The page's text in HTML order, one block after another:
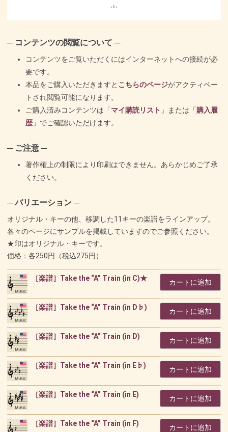
─ コンテンツの閲覧について ─
コンテンツをご覧いただくにはインターネットへの接続が必
要です。
本品をご購入いただきますと こちらのページがアクティベー
トされ閲覧可能になります。
ご購入済みコンテンツは「マイ購読リスト 」または「 購入履
歴 」でご確認いただけます。
─ ご注意 ─
著作権上の制限により印刷はできません。あらかじめご了承
ください。
─ バリエーション ─
オリジナル・キーの他、移調した11キーの楽譜をラインアップ。
各々のページにサンプルを掲載していますのでご参照ください。
★印はオリジナル・キーです。
価格：各250円（税込275円）
［楽譜］Take the “A” Train (in C)★ カートに追加
［楽譜］Take the “A” Train (in D♭) カートに追加
［楽譜］Take the “A” Train (in D) カートに追加
［楽譜］Take the “A” Train (in E♭) カートに追加
［楽譜］Take the “A” Train (in E) カートに追加
［楽譜］Take the “A” Train (in F) カートに追加